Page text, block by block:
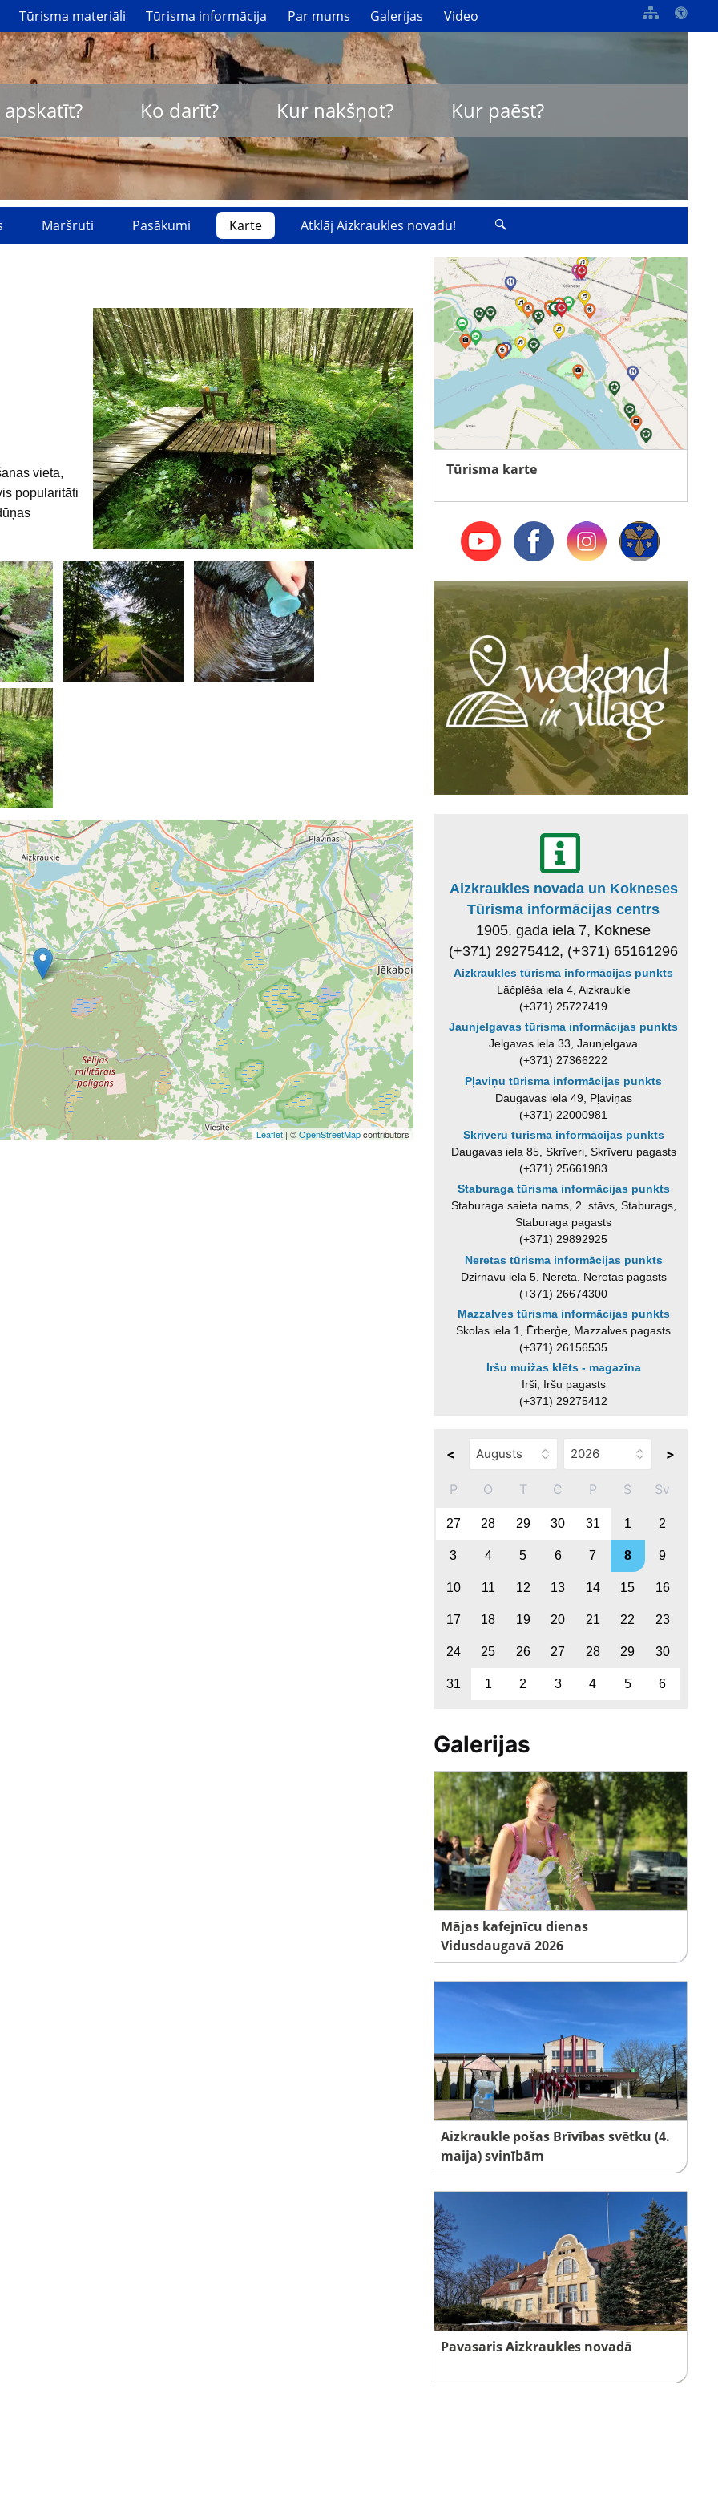
Tūrisma materiāli Tūrisma informācija Par mums Galerijas Video
Ko darīt? Kur nakšņot? Kur paēst?
Maršruti Pasākumi Karte Atklāj Aizkraukles novadu!
vieta,
popularitāti
Leaflet| ©OpenStreetMapcontributors
Tūrisma karte
Aizkraukles novada un Kokneses
Tūrisma informācijas centrs
1905. gada iela 7, Koknese
(+371) 29275412, (+371) 65161296
Aizkraukles tūrisma informācijas punkts
Lāčplēša iela 4, Aizkraukle
(+371) 25727419
Jaunjelgavas tūrisma informācijas punkts
Jelgavas iela 33, Jaunjelgava
(+371) 27366222
Pļaviņu tūrisma informācijas punkts
Daugavas iela 49, Pļaviņas
(+371) 22000981
Skrīveru tūrisma informācijas punkts
Daugavas iela 85, Skrīveri, Skrīveru pagasts
(+371) 25661983
Staburaga tūrisma informācijas punkts
Staburaga saieta nams, 2. stāvs, Staburags,
Staburaga pagasts
(+371) 29892925
Neretas tūrisma informācijas punkts
Dzirnavu iela 5, Nereta, Neretas pagasts
(+371) 26674300
Mazzalves tūrisma informācijas punkts
Skolas iela 1, Ērberģe, Mazzalves pagasts
(+371) 26156535
Iršu muižas klēts - magazīna
Irši, Iršu pagasts
(+371) 29275412
< >
P O T C P S Sv
27 28 29 30 31 1 2
3 4 5 6 7 8 9
10 11 12 13 14 15 16
17 18 19 20 21 22 23
24 25 26 27 28 29 30
31 1 2 3 4 5 6
Galerijas
Mājas kafejnīcu dienas
Vidusdaugavā 2026
Aizkraukle pošas Brīvības svētku (4.
maija) svinībām
Pavasaris Aizkraukles novadā